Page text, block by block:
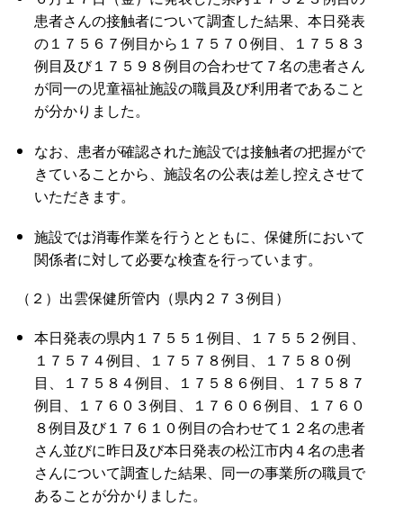
患者さんの接触者について調査した結果、本日発表
の１７５６７例目から１７５７０例目、１７５８３
例目及び１７５９８例目の合わせて７名の患者さん
が同一の児童福祉施設の職員及び利用者であること
が分かりました。
なお、患者が確認された施設では接触者の把握がで
きていることから、施設名の公表は差し控えさせて
いただきます。
施設では消毒作業を行うとともに、保健所において
関係者に対して必要な検査を行っています。
（２）出雲保健所管内（県内２７３例目）
本日発表の県内１７５５１例目、１７５５２例目、
１７５７４例目、１７５７８例目、１７５８０例
目、１７５８４例目、１７５８６例目、１７５８７
例目、１７６０３例目、１７６０６例目、１７６０
８例目及び１７６１０例目の合わせて１２名の患者
さん並びに昨日及び本日発表の松江市内４名の患者
さんについて調査した結果、同一の事業所の職員で
あることが分かりました。